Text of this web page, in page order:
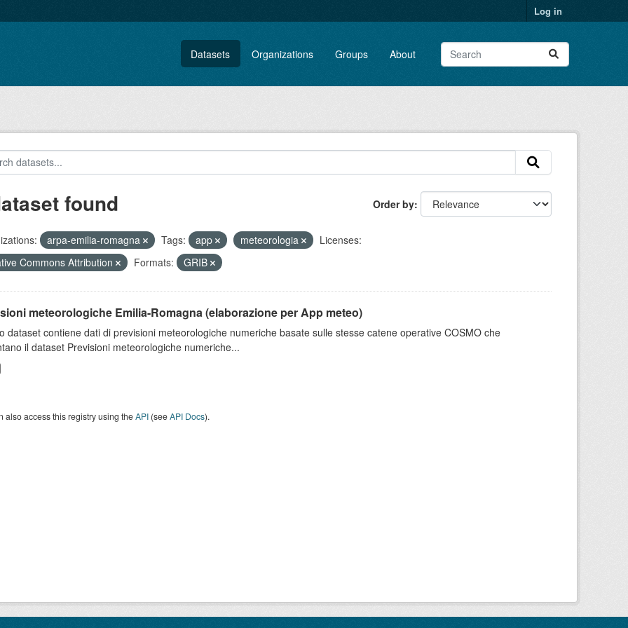
Log in
Datasets Organizations Groups About
Order by
found
arpa-emilia-romagna Tags: app meteorologia
Licenses:
Commons Attribution
Formats: GRIB
meteorologiche Emilia-Romagna (elaborazione per App meteo)
dataset contiene dati di previsioni meteorologiche numeriche basate sulle stesse catene operative COSMO che
il dataset Previsioni meteorologiche numeriche...
also access this registry using theAPI(seeAPI Docs).